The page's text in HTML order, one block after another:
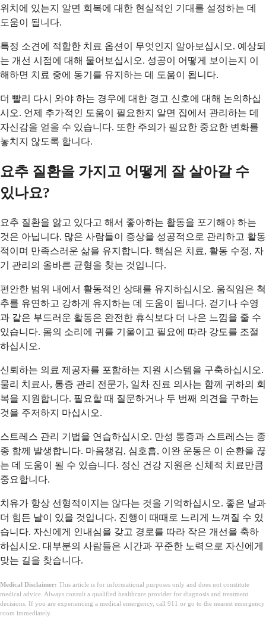
위치에 있는지 알면 회복에 대한 현실적인 기대를 설정하는 데
도움이 됩니다.
특정 소견에 적합한 치료 옵션이 무엇인지 알아보십시오. 예상되
는 개선 시점에 대해 물어보십시오. 성공이 어떻게 보이는지 이
해하면 치료 중에 동기를 유지하는 데 도움이 됩니다.
더 빨리 다시 와야 하는 경우에 대한 경고 신호에 대해 논의하십
시오. 언제 추가적인 도움이 필요한지 알면 집에서 관리하는 데
자신감을 얻을 수 있습니다. 또한 주의가 필요한 중요한 변화를
놓치지 않도록 합니다.
요추 질환을 가지고 어떻게 잘 살아갈 수
있나요?
요추 질환을 앓고 있다고 해서 좋아하는 활동을 포기해야 하는
것은 아닙니다. 많은 사람들이 증상을 성공적으로 관리하고 활동
적이며 만족스러운 삶을 유지합니다. 핵심은 치료, 활동 수정, 자
기 관리의 올바른 균형을 찾는 것입니다.
편안한 범위 내에서 활동적인 상태를 유지하십시오. 움직임은 척
추를 유연하고 강하게 유지하는 데 도움이 됩니다. 걷기나 수영
과 같은 부드러운 활동은 완전한 휴식보다 더 나은 느낌을 줄 수
있습니다. 몸의 소리에 귀를 기울이고 필요에 따라 강도를 조절
하십시오.
신뢰하는 의료 제공자를 포함하는 지원 시스템을 구축하십시오.
물리 치료사, 통증 관리 전문가, 일차 진료 의사는 함께 귀하의 회
복을 지원합니다. 필요할 때 질문하거나 두 번째 의견을 구하는
것을 주저하지 마십시오.
스트레스 관리 기법을 연습하십시오. 만성 통증과 스트레스는 종
종 함께 발생합니다. 마음챙김, 심호흡, 이완 운동은 이 순환을 끊
는 데 도움이 될 수 있습니다. 정신 건강 지원은 신체적 치료만큼
중요합니다.
치유가 항상 선형적이지는 않다는 것을 기억하십시오. 좋은 날과
더 힘든 날이 있을 것입니다. 진행이 때때로 느리게 느껴질 수 있
습니다. 자신에게 인내심을 갖고 경로를 따라 작은 개선을 축하
하십시오. 대부분의 사람들은 시간과 꾸준한 노력으로 자신에게
맞는 길을 찾습니다.
Medical Disclaimer: This article is for informational purposes only and does not constitute
medical advice. Always consult a qualified healthcare provider for diagnosis and treatment
decisions. If you are experiencing a medical emergency, call 911 or go to the nearest emergency
room immediately.